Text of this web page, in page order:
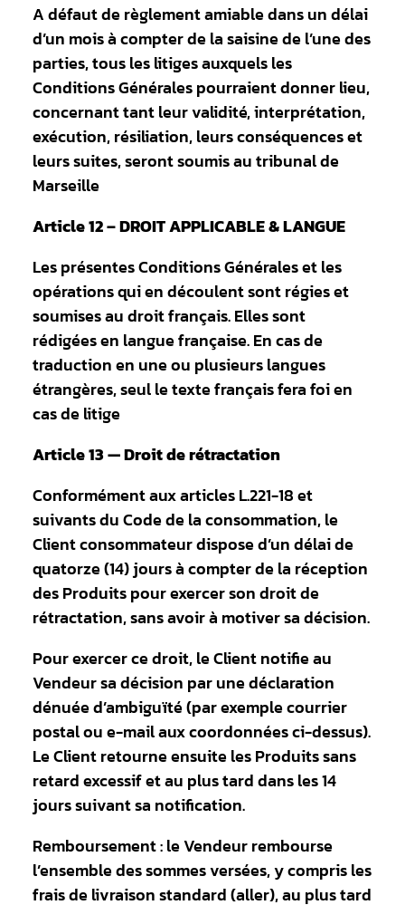
A défaut de règlement amiable dans un délai
d’un mois à compter de la saisine de l’une des
parties, tous les litiges auxquels les
Conditions Générales pourraient donner lieu,
concernant tant leur validité, interprétation,
exécution, résiliation, leurs conséquences et
leurs suites, seront soumis au tribunal de
Marseille
Article 12 – DROIT APPLICABLE & LANGUE
Les présentes Conditions Générales et les
opérations qui en découlent sont régies et
soumises au droit français. Elles sont
rédigées en langue française. En cas de
traduction en une ou plusieurs langues
étrangères, seul le texte français fera foi en
cas de litige
Article 13 — Droit de rétractation
Conformément aux articles L.221-18 et
suivants du Code de la consommation, le
Client consommateur dispose d’un délai de
quatorze (14) jours à compter de la réception
des Produits pour exercer son droit de
rétractation, sans avoir à motiver sa décision.
Pour exercer ce droit, le Client notifie au
Vendeur sa décision par une déclaration
dénuée d’ambiguïté (par exemple courrier
postal ou e-mail aux coordonnées ci-dessus).
Le Client retourne ensuite les Produits sans
retard excessif et au plus tard dans les 14
jours suivant sa notification.
Remboursement : le Vendeur rembourse
l’ensemble des sommes versées, y compris les
frais de livraison standard (aller), au plus tard